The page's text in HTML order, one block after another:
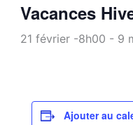
Vacances
21 février -8h00 - 9
Ajouter au